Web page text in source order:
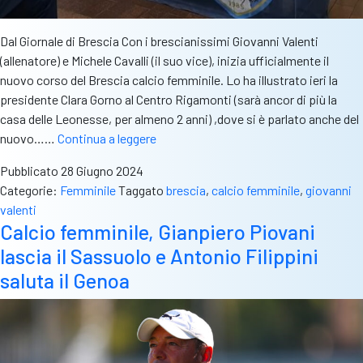
Dal Giornale di Brescia Con i brescianissimi Giovanni Valenti
(allenatore) e Michele Cavalli (il suo vice), inizia ufficialmente il
nuovo corso del Brescia calcio femminile. Lo ha illustrato ieri la
presidente Clara Gorno al Centro Rigamonti (sarà ancor di più la
casa delle Leonesse, per almeno 2 anni) ,dove si è parlato anche del
nuovo…… Continua a leggereLa
Giovanni
al
Brescia
in
me,
è
Pubblicato 28 Giugno 2024
Categorie: FemminileTaggato brescia, calcio femminile, giovanni
valenti
Calcio femminile, Gianpiero Piovani
lascia il Sassuolo e Antonio Filippini
saluta il Genoa